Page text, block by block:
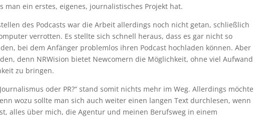
man ein erstes, eigenes, journalistisches Projekt hat.
des Podcasts war die Arbeit allerdings noch nicht getan, schließlich
verrotten. Es stellte sich schnell heraus, dass es gar nicht so
bei dem Anfänger problemlos ihren Podcast hochladen können. Aber
denn NRWision bietet Newcomern die Möglichkeit, ohne viel Aufwand
zu bringen.
oder PR?“ stand somit nichts mehr im Weg. Allerdings möchte
wozu sollte man sich auch weiter einen langen Text durchlesen, wenn
alles über mich, die Agentur und meinen Berufsweg in einem